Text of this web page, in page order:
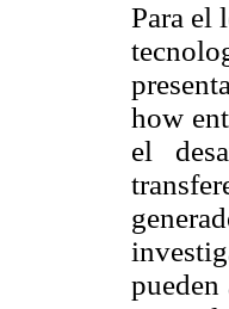
Para el
how
el
pueden